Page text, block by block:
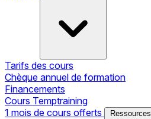
Tarifs des cours
Chèque annuel de formation
Financements
Cours Temptraining
1 mois de cours offerts
Ressources